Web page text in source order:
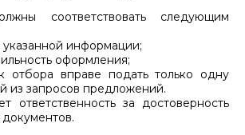
соответствовать следующим
указанной информации;
оформления;
отбора вправе подать только одну
из запросов предложений.
ответственность за достоверность